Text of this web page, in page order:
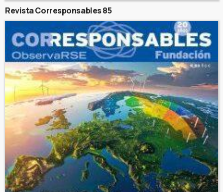
Revista Corresponsables 85